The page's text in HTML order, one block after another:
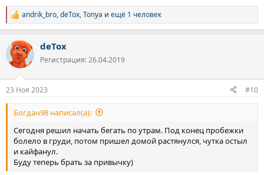
Р
е
к
ц
и
andrik_bro,deTox,Tonya и ещё 1 человек
deTox
Регистрация: 26.04.2019
23 Ноя 2023 #10
Богдан98 написал(а):
Сегодня решил начать бегать по утрам. Под конец пробежки
болело в груди, потом пришел домой растянулся, чутка остыл
и кайфанул.
Буду теперь брать за привычку)